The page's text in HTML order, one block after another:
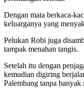
Dengan mata berkaca-
keluarganya yang
Pelukan Robi juga
tampak menahan tangis.
Setelah itu dengan
kemudian digiring
Palembang tanpa